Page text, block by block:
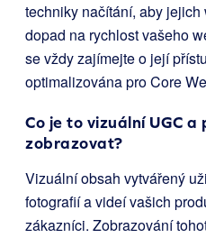
techniky načítání, aby
dopad na rychlost vašeho
se vždy zajímejte o její
optimalizována pro Core
Co je to vizuální UGC
zobrazovat?
Vizuální obsah vytvářený
fotografií a videí vašich
zákazníci. Zobrazování